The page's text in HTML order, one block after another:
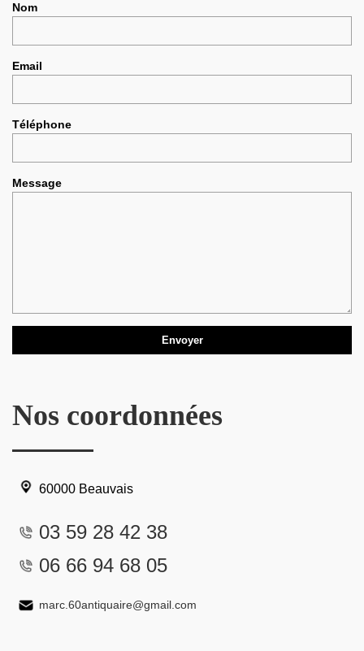
Nom
Email
Téléphone
Message
Nos coordonnées
60000 Beauvais
03 59 28 42 38
06 66 94 68 05
marc.60antiquaire@gmail.com